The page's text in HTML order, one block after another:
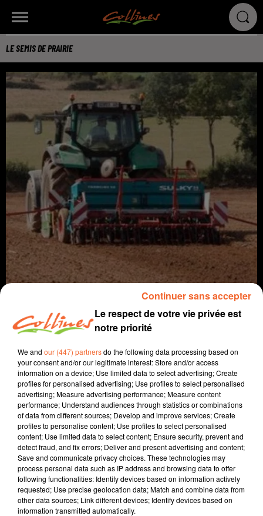
LE SEMIS DE PRAIRIE
agriculture
19 septembre 2024 - 7 min 15 sec
LE SEMIS DE PRAIRIE
Jacqueline Pinon
A travers champs
Avec Ludo et Jacqueline, COLLINES porte un
regard différent sur l'agriculture chaque semaine
Le respect de votre vie privée est
notre priorité
We and our (447) partnersdo the following data processing based on
your consent and/or our legitimate interest: Store and/or access
information on a device; Use limited data to select advertising; Create
profiles for personalised advertising; Use profiles to select personalised
advertising; Measure advertising performance; Measure content
performance; Understand audiences through statistics or combinations
of data from different sources; Develop and improve services; Create
profiles to personalise content; Use profiles to select personalised
content; Use limited data to select content; Ensure security, prevent and
detect fraud, and fix errors; Deliver and present advertising and content;
Save and communicate privacy choices. These technologies may
process personal data such as IP address and browsing data to offer
following functionalities: Identify devices based on information actively
requested; Use precise geolocation data; Match and combine data from
other data sources; Link different devices; Identify devices based on
information transmitted automatically.
Continuer sans accepter